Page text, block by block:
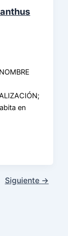
en
Siguiente →